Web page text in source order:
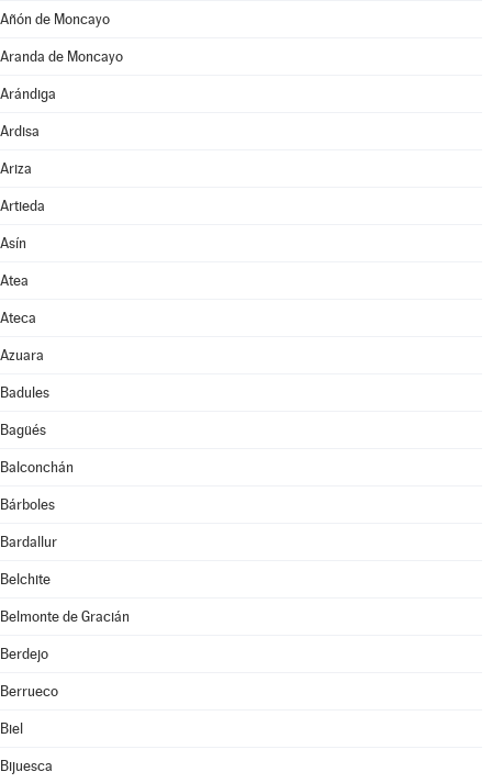
Añón de Moncayo
Aranda de Moncayo
Arándiga
Ardisa
Ariza
Artieda
Asín
Atea
Ateca
Azuara
Badules
Bagüés
Balconchán
Bárboles
Bardallur
Belchite
Belmonte de Gracián
Berdejo
Berrueco
Biel
Bijuesca